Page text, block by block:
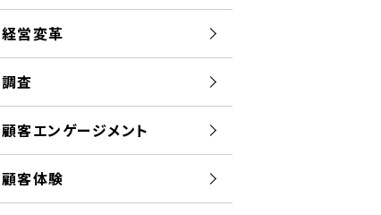
経営変革
調査
顧客エンゲージメント
顧客体験